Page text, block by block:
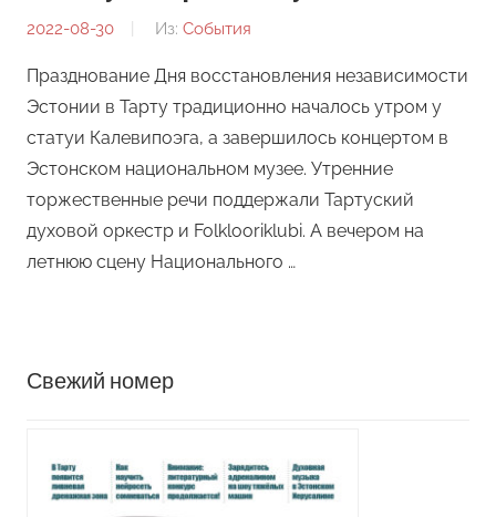
2022-08-30
От:
Из: События
Празднование Дня восстановления независимости
Эстонии в Тарту традиционно началось утром у
статуи Калевипоэга, а завершилось концертом в
Эстонском национальном музее. Утренние
торжественные речи поддержали Тартуский
духовой оркестр и Folklooriklubi. А вечером на
летнюю сцену Национального …
Свежий номер